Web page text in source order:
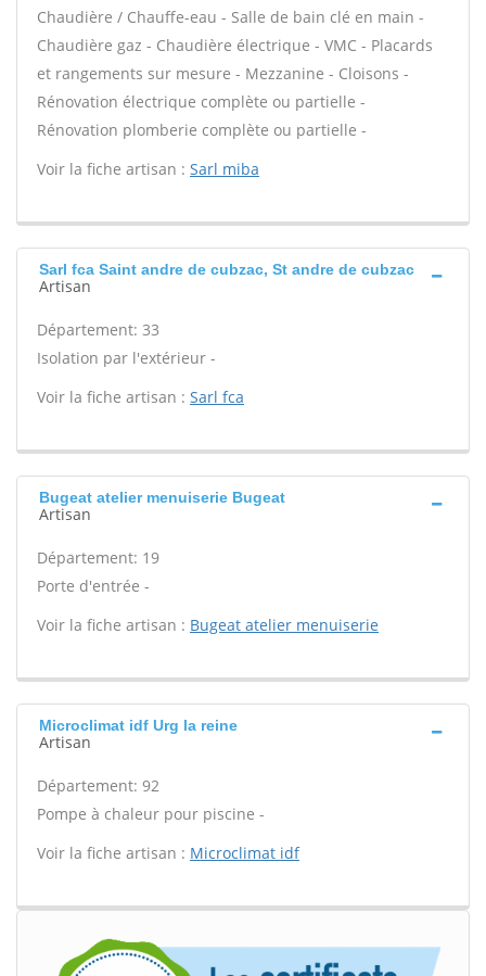
Chaudière / Chauffe-eau - Salle de bain clé en main -
Chaudière gaz - Chaudière électrique - VMC - Placards
et rangements sur mesure - Mezzanine - Cloisons -
Rénovation électrique complète ou partielle -
Rénovation plomberie complète ou partielle -
Voir la fiche artisan : Sarl miba
Sarl fca Saint andre de cubzac, St andre de cubzac
Artisan
Département: 33
Isolation par l'extérieur -
Voir la fiche artisan : Sarl fca
Bugeat atelier menuiserie Bugeat
Artisan
Département: 19
Porte d'entrée -
Voir la fiche artisan : Bugeat atelier menuiserie
Microclimat idf Urg la reine
Artisan
Département: 92
Pompe à chaleur pour piscine -
Voir la fiche artisan : Microclimat idf